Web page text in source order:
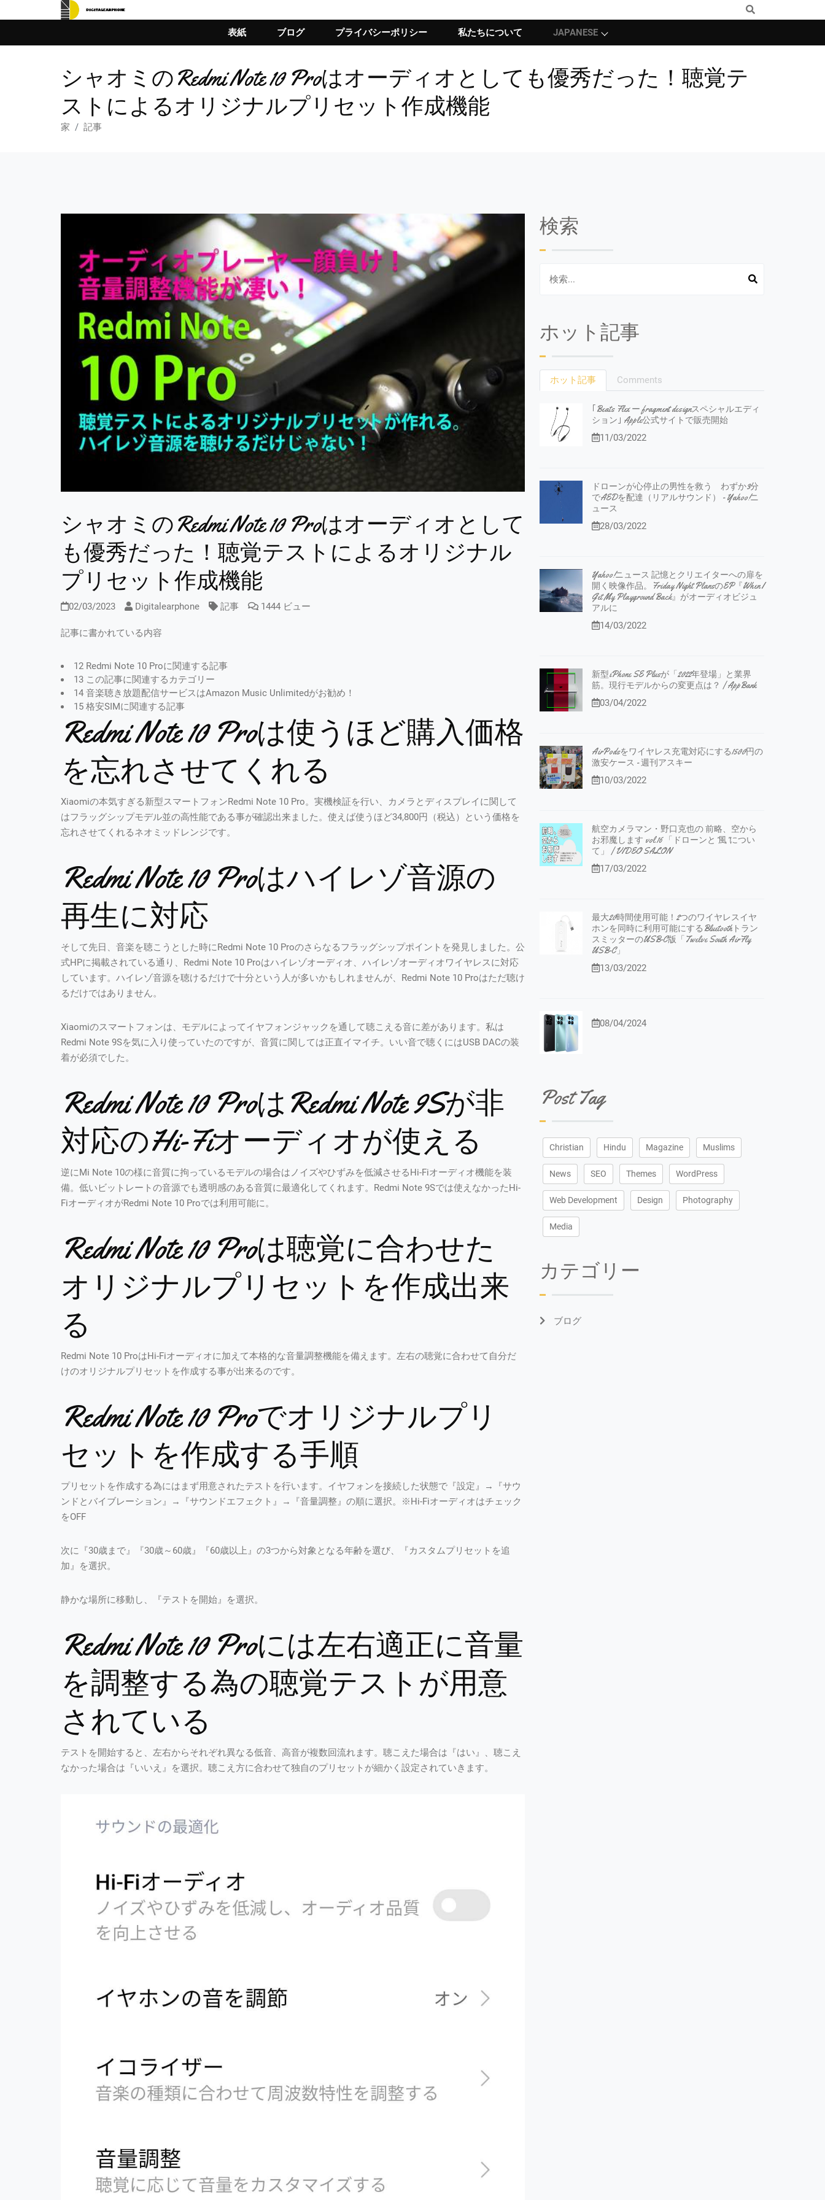
表紙 ブログ プライバシーポリシー 私たちについて JAPANESE
シャオミのRedmi Note 10 Proはオーディオとしても優秀だった！聴覚テ
ストによるオリジナルプリセット作成機能
家 記事
シャオミのRedmi Note 10 Proはオーディオとして
も優秀だった！聴覚テストによるオリジナル
プリセット作成機能
02/03/2023 Digitalearphone 記事 1444 ビュー
記事に書かれている内容
12 Redmi Note 10 Proに関連する記事
13 この記事に関連するカテゴリー
14 音楽聴き放題配信サービスはAmazon Music Unlimitedがお勧め！
15 格安SIMに関連する記事
Redmi Note 10 Proは使うほど購入価格
を忘れさせてくれる
Xiaomiの本気すぎる新型スマートフォンRedmi Note 10 Pro。実機検証を行い、カメラとディスプレイに関して
はフラッグシップモデル並の高性能である事が確認出来ました。使えば使うほど34,800円（税込）という価格を
忘れさせてくれるネオミッドレンジです。
Redmi Note 10 Proはハイレゾ音源の
再生に対応
そして先日、音楽を聴こうとした時にRedmi Note 10 Proのさらなるフラッグシップポイントを発見しました。公
式HPに掲載されている通り、Redmi Note 10 Proはハイレゾオーディオ、ハイレゾオーディオワイヤレスに対応
しています。ハイレゾ音源を聴けるだけで十分という人が多いかもしれませんが、Redmi Note 10 Proはただ聴け
るだけではありません。
Xiaomiのスマートフォンは、モデルによってイヤフォンジャックを通して聴こえる音に差があります。私は
Redmi Note 9Sを気に入り使っていたのですが、音質に関しては正直イマイチ。いい音で聴くにはUSB DACの装
着が必須でした。
Redmi Note 10 ProはRedmi Note 9Sが非
対応のHi-Fiオーディオが使える
逆にMi Note 10の様に音質に拘っているモデルの場合はノイズやひずみを低減させるHi-Fiオーディオ機能を装
備。低いビットレートの音源でも透明感のある音質に最適化してくれます。Redmi Note 9Sでは使えなかったHi-
FiオーディオがRedmi Note 10 Proでは利用可能に。
Redmi Note 10 Proは聴覚に合わせた
オリジナルプリセットを作成出来
る
Redmi Note 10 ProはHi-Fiオーディオに加えて本格的な音量調整機能を備えます。左右の聴覚に合わせて自分だ
けのオリジナルプリセットを作成する事が出来るのです。
Redmi Note 10 Proでオリジナルプリ
セットを作成する手順
プリセットを作成する為にはまず用意されたテストを行います。イヤフォンを接続した状態で『設定』→『サウ
ンドとバイブレーション』→『サウンドエフェクト』→『音量調整』の順に選択。※Hi-Fiオーディオはチェック
をOFF
次に『30歳まで』『30歳～60歳』『60歳以上』の3つから対象となる年齢を選び、『カスタムプリセットを追
加』を選択。
静かな場所に移動し、『テストを開始』を選択。
Redmi Note 10 Proには左右適正に音量
を調整する為の聴覚テストが用意
されている
テストを開始すると、左右からそれぞれ異なる低音、高音が複数回流れます。聴こえた場合は『はい』、聴こえ
なかった場合は『いいえ』を選択。聴こえ方に合わせて独自のプリセットが細かく設定されていきます。
検索
ホット記事
ホット記事 Comments
｢Beats Flex ー fragment designスペシャルエディ
ション｣ Apple公式サイトで販売開始
11/03/2022
ドローンが心停止の男性を救う わずか3分
でAEDを配達（リアルサウンド） - Yahoo!ニ
ュース
28/03/2022
Yahoo!ニュース 記憶とクリエイターへの扉を
開く映像作品。Friday Night PlansのEP『When I
Get My Playground Back』がオーディオビジュ
アルに
14/03/2022
新型iPhone SE Plusが「2022年登場」と業界
筋。現行モデルからの変更点は？ | AppBank
03/04/2022
AirPodsをワイヤレス充電対応にする1500円の
激安ケース - 週刊アスキー
10/03/2022
航空カメラマン・野口克也の 前略、空から
お邪魔します vol.16 「ドローンと”風”につい
て」 | VIDEO SALON
17/03/2022
最大20時間使用可能！2つのワイヤレスイヤ
ホンを同時に利用可能にするBluetoothトラン
スミッターのUSB-C版「Twelve South AirFly
USB-C」
13/03/2022
08/04/2024
Post Tag
Christian Hindu Magazine Muslims
News SEO Themes WordPress
Web Development Design Photography
Media
カテゴリー
ブログ